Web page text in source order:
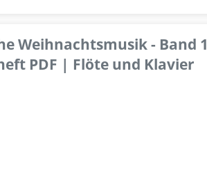
Weihnachtsmusik - Band 1
PDF | Flöte und Klavier